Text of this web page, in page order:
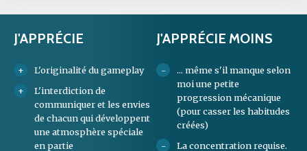
J'APPRÉCIE
L'originalité du gameplay
L'interdiction de
communiquer et les envies
de chacun qui développent
une atmosphère spéciale
en partie
J'APPRÉCIE MOINS
... même s'il manque selon
moi une petite
progression mécanique
(pour casser les habitudes
créées)
La concentration requise.